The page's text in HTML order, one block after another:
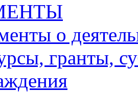
о
гранты,